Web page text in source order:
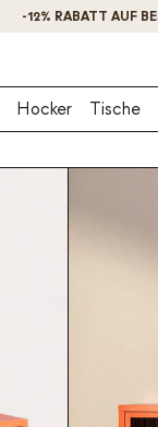
Hocker Tische